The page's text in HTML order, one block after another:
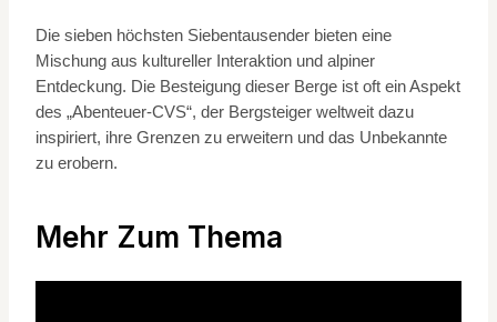
Die sieben höchsten Siebentausender bieten eine
Mischung aus kultureller Interaktion und alpiner
Entdeckung. Die Besteigung dieser Berge ist oft ein Aspekt
des „Abenteuer-CVS“, der Bergsteiger weltweit dazu
inspiriert, ihre Grenzen zu erweitern und das Unbekannte
zu erobern.
Mehr Zum Thema